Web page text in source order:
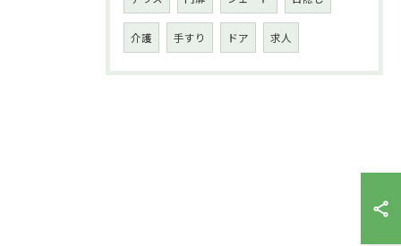
介護 手すり ドア 求人